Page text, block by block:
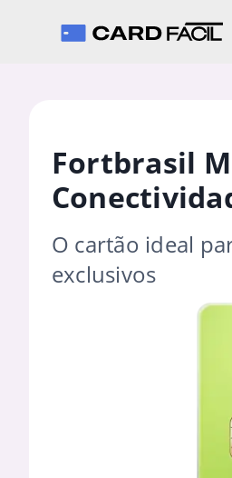
Fortbrasil
O cartão ideal
exclusivos